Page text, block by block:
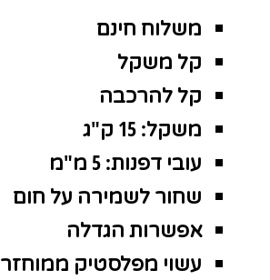
משלוח חינם
קל משקל
קל להרכבה
משקל: 15 ק"ג
עובי דפנות: 5 מ"מ
שחור לשמירה על חום
אפשרות הגדלה
עשוי מפלסטיק ממוחזר